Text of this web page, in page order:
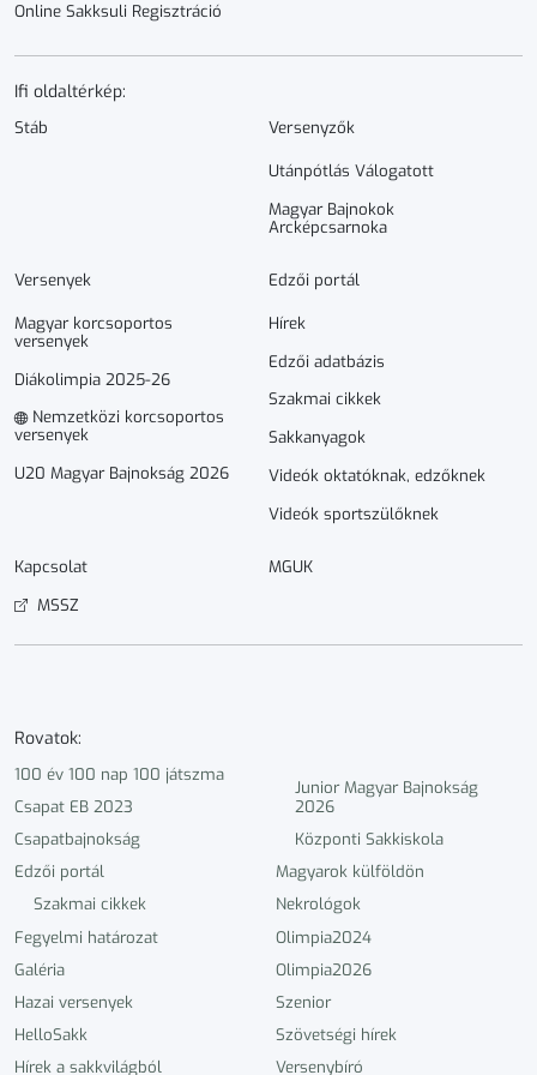
Online Sakksuli Regisztráció
Ifi oldaltérkép:
Stáb Versenyzők
Utánpótlás Válogatott
Magyar Bajnokok
Arcképcsarnoka
Versenyek
Magyar korcsoportos
versenyek
Diákolimpia 2025-26
Nemzetközi korcsoportos
versenyek
U20 Magyar Bajnokság 2026
Edzői portál
Hírek
Edzői adatbázis
Szakmai cikkek
Sakkanyagok
Videók oktatóknak, edzőknek
Videók sportszülőknek
Kapcsolat
MGUK
MSSZ
Rovatok:
100 év 100 nap 100 játszma
Csapat EB 2023
Csapatbajnokság
Edzői portál
Szakmai cikkek
Fegyelmi határozat
Galéria
Hazai versenyek
HelloSakk
Hírek a sakkvilágból
Junior Magyar Bajnokság
2026
Központi Sakkiskola
Magyarok külföldön
Nekrológok
Olimpia2024
Olimpia2026
Szenior
Szövetségi hírek
Versenybíró